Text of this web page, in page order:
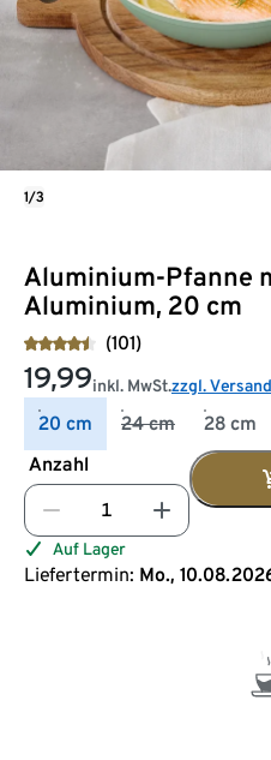
Aluminium-Pfanne
Aluminium, 20 cm
(101)
19,99inkl. MwSt.zzgl.
20 cm 24 cm
28 cm
Anzahl
Auf Lager
Liefertermin: Mo.,
1/3